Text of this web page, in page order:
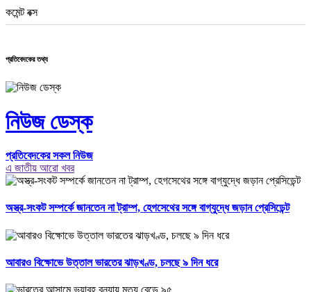
কমেন্ট বক্স
প্রতিবেদকের তথ্য
নিউজ ডেস্ক
প্রতিবেদকের সকল নিউজ
এ জাতীয় আরো খবর
অস্ত্র-সংকট সম্পর্কে জানতেন না ট্রাম্প, হেগসেথের সঙ্গে বাগ্‌যুদ্ধে জড়ান প্রেসিডেন্ট
আবারও বিক্ষোভে উত্তাল ভারতের ঝাড়খণ্ড, চলছে ৯ দিন ধরে